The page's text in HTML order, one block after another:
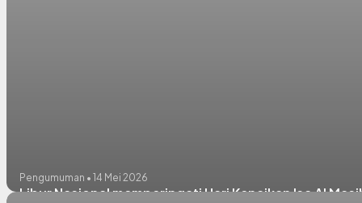
Pengumuman • 14 Mei 2026
Libur Nasional memperingati Hari Kenaikan Isa Al